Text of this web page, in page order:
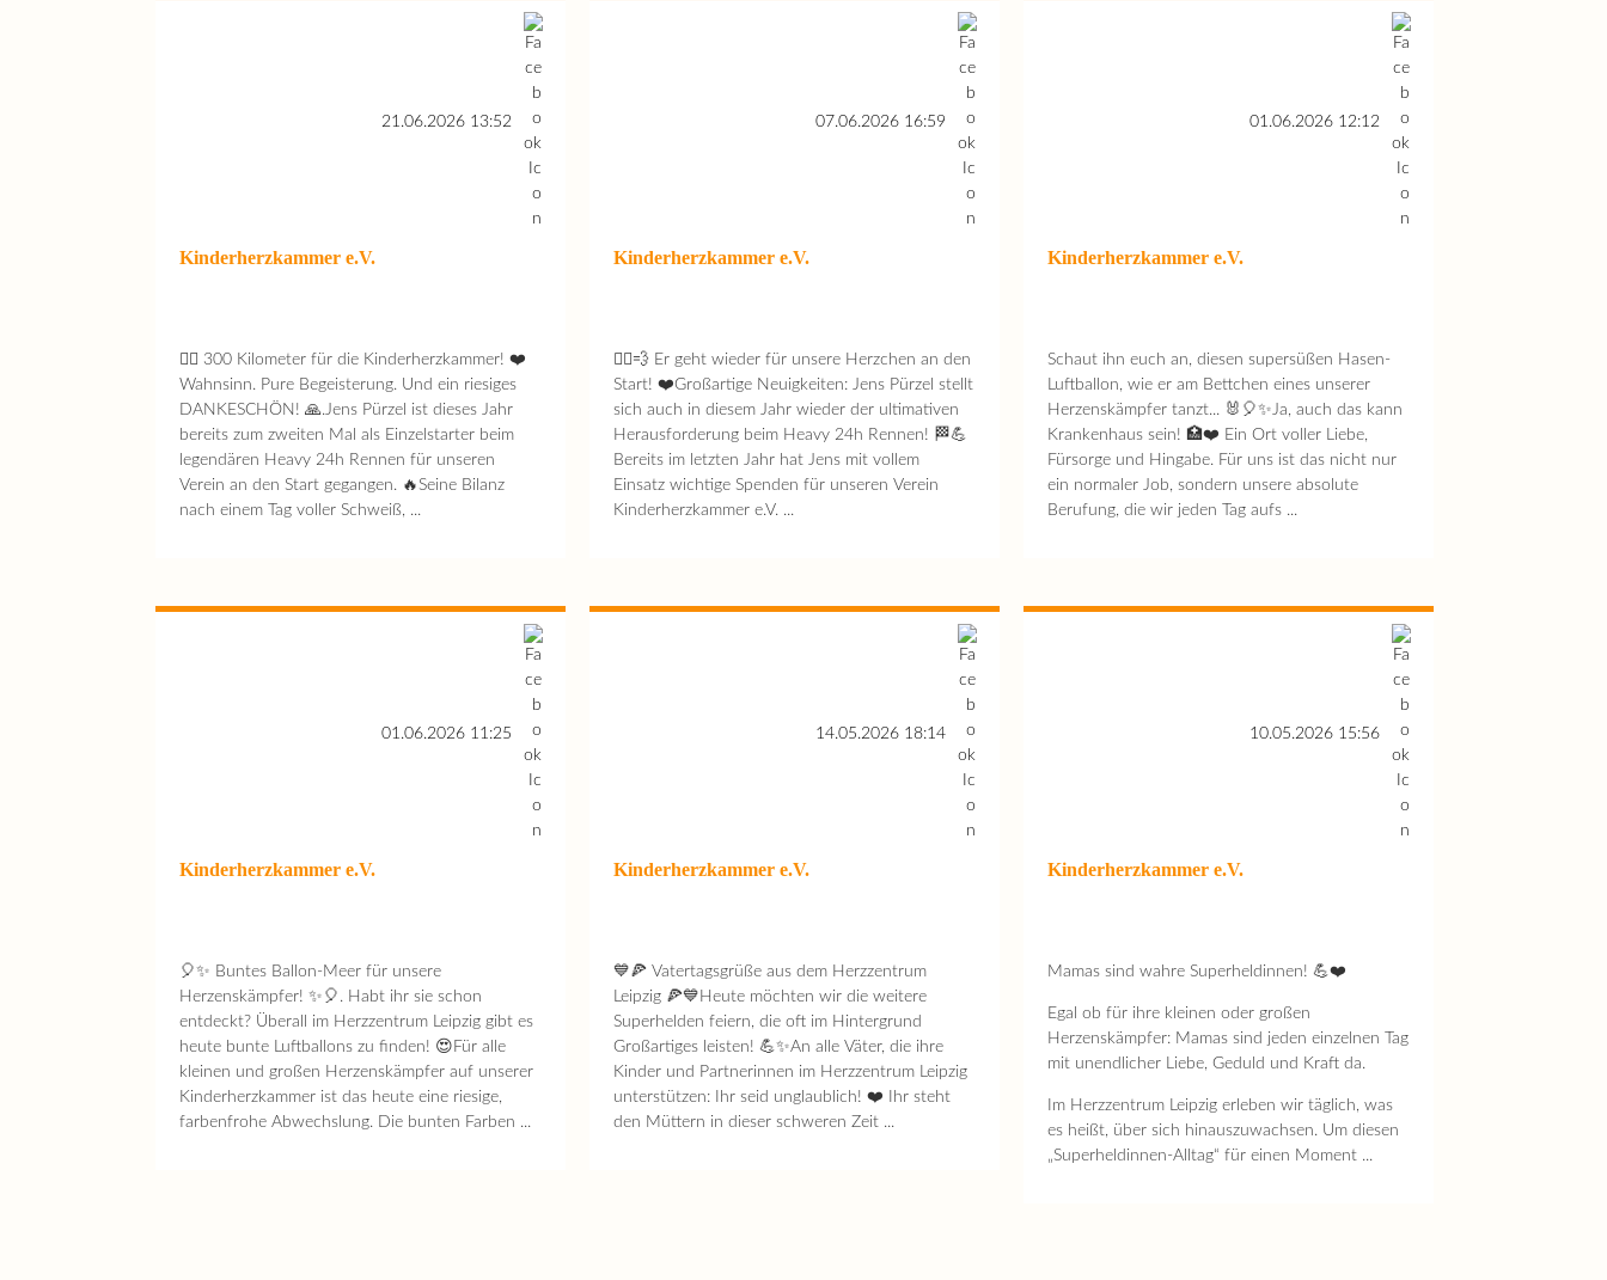
21.06.2026 13:52
Kinderherzkammer e.V.
🚴‍♂️ 300 Kilometer für die Kinderherzkammer! ❤️
Wahnsinn. Pure Begeisterung. Und ein riesiges
DANKESCHÖN! 🙏.Jens Pürzel ist dieses Jahr
bereits zum zweiten Mal als Einzelstarter beim
legendären Heavy 24h Rennen für unseren
Verein an den Start gegangen. 🔥Seine Bilanz
nach einem Tag voller Schweiß, ...
07.06.2026 16:59
Kinderherzkammer e.V.
🚴‍♂️💨 Er geht wieder für unsere Herzchen an den
Start! ❤️Großartige Neuigkeiten: Jens Pürzel stellt
sich auch in diesem Jahr wieder der ultimativen
Herausforderung beim Heavy 24h Rennen! 🏁💪
Bereits im letzten Jahr hat Jens mit vollem
Einsatz wichtige Spenden für unseren Verein
Kinderherzkammer e.V. ...
01.06.2026 12:12
Kinderherzkammer e.V.
Schaut ihn euch an, diesen supersüßen Hasen-
Luftballon, wie er am Bettchen eines unserer
Herzenskämpfer tanzt... 🐰🎈✨Ja, auch das kann
Krankenhaus sein! 🏥❤️ Ein Ort voller Liebe,
Fürsorge und Hingabe. Für uns ist das nicht nur
ein normaler Job, sondern unsere absolute
Berufung, die wir jeden Tag aufs ...
01.06.2026 11:25
Kinderherzkammer e.V.
🎈✨ Buntes Ballon-Meer für unsere
Herzenskämpfer! ✨🎈. Habt ihr sie schon
entdeckt? Überall im Herzzentrum Leipzig gibt es
heute bunte Luftballons zu finden! 😍Für alle
kleinen und großen Herzenskämpfer auf unserer
Kinderherzkammer ist das heute eine riesige,
farbenfrohe Abwechslung. Die bunten Farben ...
14.05.2026 18:14
Kinderherzkammer e.V.
💙🍕 Vatertagsgrüße aus dem Herzzentrum
Leipzig 🍕💙Heute möchten wir die weitere
Superhelden feiern, die oft im Hintergrund
Großartiges leisten! 💪✨An alle Väter, die ihre
Kinder und Partnerinnen im Herzzentrum Leipzig
unterstützen: Ihr seid unglaublich! ❤️ Ihr steht
den Müttern in dieser schweren Zeit ...
10.05.2026 15:56
Kinderherzkammer e.V.
Mamas sind wahre Superheldinnen! 💪❤️
Egal ob für ihre kleinen oder großen
Herzenskämpfer: Mamas sind jeden einzelnen Tag
mit unendlicher Liebe, Geduld und Kraft da.
Im Herzzentrum Leipzig erleben wir täglich, was
es heißt, über sich hinauszuwachsen. Um diesen
„Superheldinnen-Alltag“ für einen Moment ...